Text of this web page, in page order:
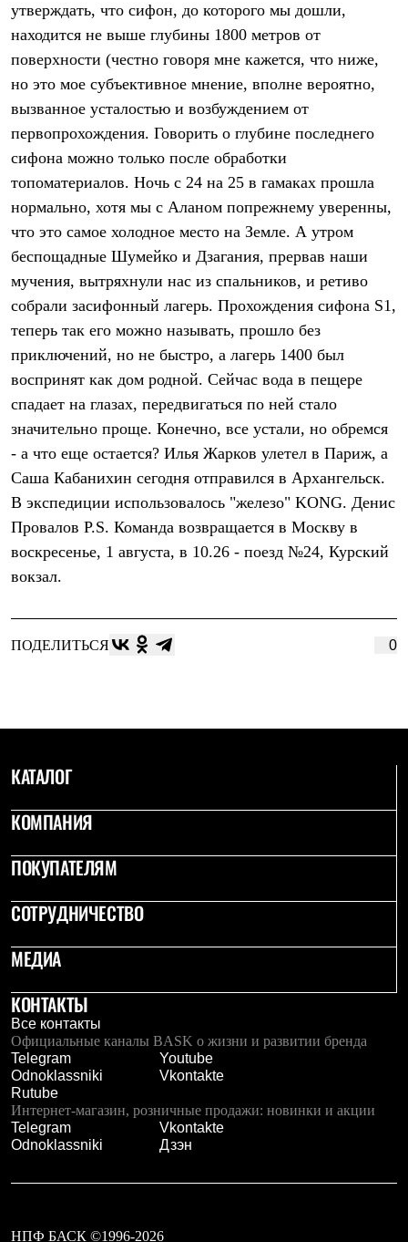
Брюки
Софтшелл одежда
Куртки
Флисовая одежда
Куртки
Брюки
Комбинезоны
Термобелье
Комплект термобелья
Снаряжение
Палатки и тенты
Палатки
Аксессуары для палаток
Рюкзаки
Экспедиционные
Легкоходные
Альпинистские
Городские
Аксессуары для рюкзаков
Спальные мешки
Пуховые
С синтетическим утеплителем
Аксессуары для спальников
Сумки и баулы
Баулы
Кошельки
Сумки
Гермомешки
Полезные аксессуары
Книги
Женская обувь
Кроссовки
Гамаши и бахилы
Гамаши
Тапочки и чуни
Тапочки
Чуни
Уход за обувью
Головные уборы
Шапки
Кепки и бейсболки
Повязки
Шарфы
Панамы
Перчатки и рукавицы
Перчатки
Рукавицы
Носки
Полезные аксессуары
Брелки
Ремни
Шевроны
Термоковрики
Коллекции
утверждать, что сифон, до которого мы дошли,
находится не выше глубины 1800 метров от
поверхности (честно говоря мне кажется, что ниже,
но это мое субъективное мнение, вполне вероятно,
вызванное усталостью и возбуждением от
первопрохождения. Говорить о глубине последнего
сифона можно только после обработки
топоматериалов. Ночь с 24 на 25 в гамаках прошла
нормально, хотя мы с Аланом попрежнему уверенны,
что это самое холодное место на Земле. А утром
беспощадные Шумейко и Дзагания, прервав наши
мучения, вытряхнули нас из спальников, и ретиво
собрали засифонный лагерь. Прохождения сифона S1,
теперь так его можно называть, прошло без
приключений, но не быстро, а лагерь 1400 был
воспринят как дом родной. Сейчас вода в пещере
спадает на глазах, передвигаться по ней стало
значительно проще. Конечно, все устали, но обремся
- а что еще остается? Илья Жарков улетел в Париж, а
Саша Кабанихин сегодня отправился в Архангельск.
В экспедиции использовалось "железо" KONG. Денис
Провалов P.S. Команда возвращается в Москву в
воскресенье, 1 августа, в 10.26 - поезд №24, Курский
вокзал.
ПОДЕЛИТЬСЯ 0
КАТАЛОГ
КОМПАНИЯ
ПОКУПАТЕЛЯМ
СОТРУДНИЧЕСТВО
МЕДИА
КОНТАКТЫ
Все контакты
Официальные каналы BASK о жизни и развитии бренда
Telegram
Youtube
Odnoklassniki
Vkontakte
Rutube
Интернет-магазин, розничные продажи: новинки и акции
Telegram
Vkontakte
Odnoklassniki
Дзэн
НПФ БАСК ©1996-2026